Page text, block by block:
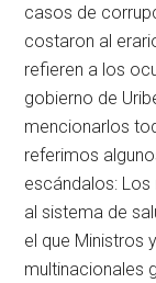
casos de
costaron al
refieren a los
gobierno de
mencionarlos
referimos
escándalos:
al sistema de
el que Ministros
multinacionales